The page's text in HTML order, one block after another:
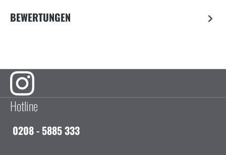
BEWERTUNGEN
Hotline
0208 - 5885 333